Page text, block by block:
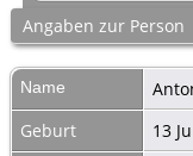
Angaben zur Person
Name
Geburt
13